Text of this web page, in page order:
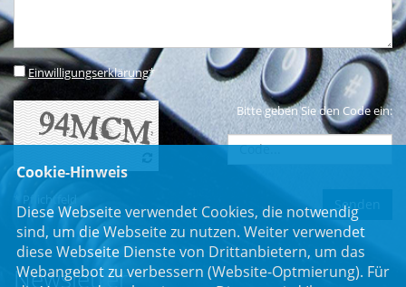
Einwilligungserklärung*
Bitte geben Sie den Code ein:
* Pflichtfeld
Newsletter
Cookie-Hinweis
Diese Webseite verwendet Cookies, die notwendig
sind, um die Webseite zu nutzen. Weiter verwendet
diese Webseite Dienste von Drittanbietern, um das
Webangebot zu verbessern (Website-Optmierung). Für